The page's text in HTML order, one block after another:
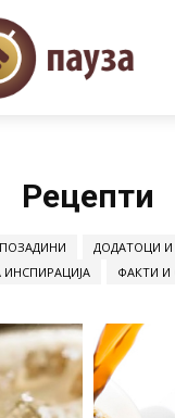
Рецепти
ДОДАТОЦИ И
ФАКТИ И